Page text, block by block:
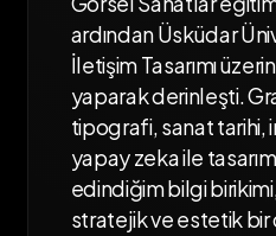
ardından Üsküdar
İletişim Tasarımı
yaparak derinleşti.
tipografi, sanat
yapay zeka ile
edindiğim bilgi
stratejik ve estetik bir